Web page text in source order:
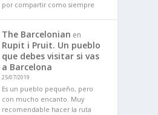
por compartir como siempre
The Barcelonian en
Rupit i Pruit. Un pueblo
que debes visitar si vas
a Barcelona
25/07/2019
Es un pueblo pequeño, pero
con mucho encanto. Muy
recomendable hacer la ruta